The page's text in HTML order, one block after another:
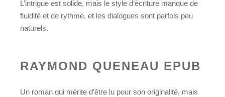
L’intrigue est solide, mais le style d’écriture manque de
fluidité et de rythme, et les dialogues sont parfois peu
naturels.
RAYMOND QUENEAU EPUB
Un roman qui mérite d’être lu pour son originalité, mais